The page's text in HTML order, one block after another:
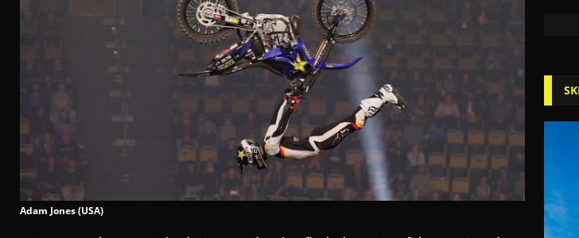
Adam Jones (USA)